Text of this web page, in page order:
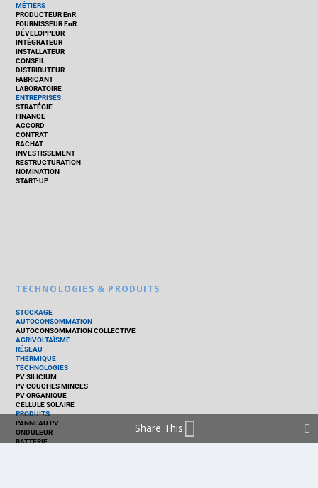
MÉTIERS
PRODUCTEUR EnR
FOURNISSEUR EnR
DÉVELOPPEUR
INTÉGRATEUR
INSTALLATEUR
CONSEIL
DISTRIBUTEUR
FABRICANT
LABORATOIRE
ENTREPRISES
STRATÉGIE
FINANCE
ACCORD
CONTRAT
RACHAT
INVESTISSEMENT
RESTRUCTURATION
NOMINATION
START-UP
TECHNOLOGIES & PRODUITS
STOCKAGE
AUTOCONSOMMATION
AUTOCONSOMMATION COLLECTIVE
AGRIVOLTAÏSME
RÉSEAU
THERMIQUE
TECHNOLOGIES
PV SILICIUM
PV COUCHES MINCES
PV ORGANIQUE
CELLULE SOLAIRE
PRODUITS
PANNEAU PV
ONDULEUR
BATTERIE
Share This